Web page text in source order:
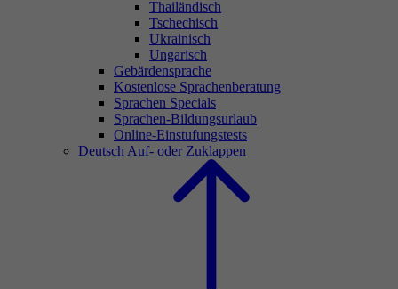
Thailändisch
Tschechisch
Ukrainisch
Ungarisch
Gebärdensprache
Kostenlose Sprachenberatung
Sprachen Specials
Sprachen-Bildungsurlaub
Online-Einstufungstests
Deutsch Auf- oder Zuklappen